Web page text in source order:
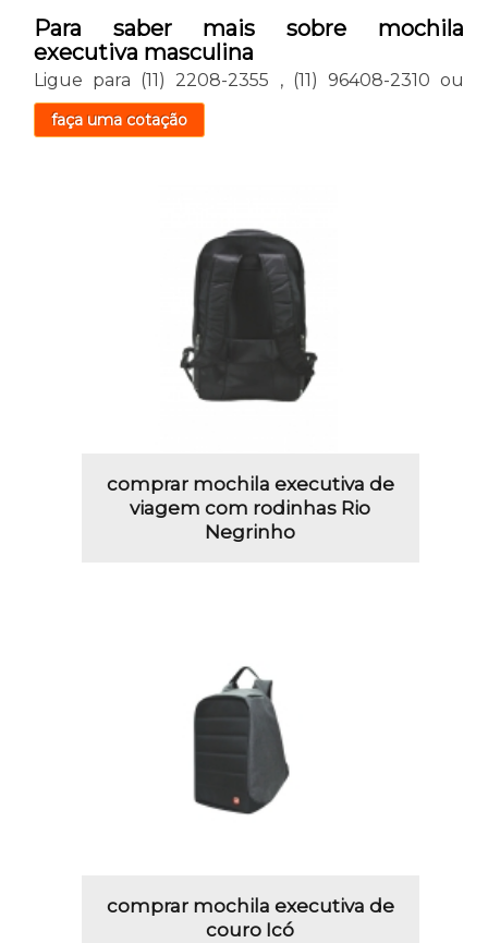
Para saber mais sobre mochila
executiva masculina
Ligue para (11) 2208-2355 , (11) 96408-2310 ou
faça uma cotação
comprar mochila executiva de
viagem com rodinhas Rio
Negrinho
comprar mochila executiva de
couro Icó